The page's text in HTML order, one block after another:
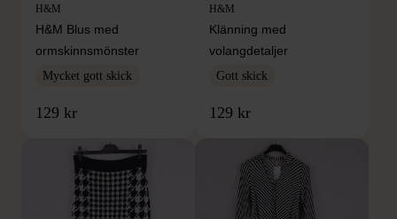
H&M
H&M Blus med
ormskinnsmönster
Mycket gott skick
129 kr
H&M
Klänning med
volangdetaljer
Gott skick
129 kr